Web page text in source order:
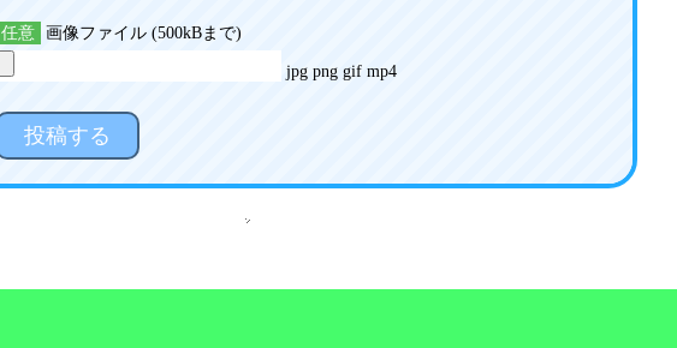
任意 画像ファイル (500kBまで)
jpg png gif mp4
投稿する